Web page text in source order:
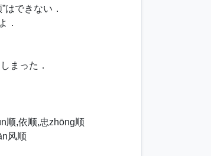
はできない．
．
まった．
顺,依顺,忠zhōng顺
风顺